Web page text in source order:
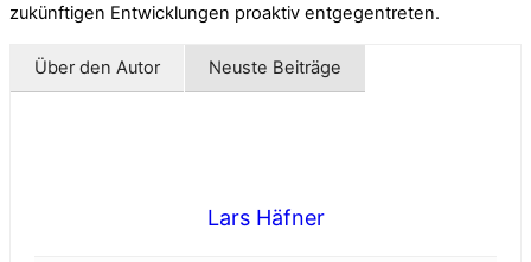
zukünftigen Entwicklungen proaktiv entgegentreten.
Über den Autor Neuste Beiträge
Lars Häfner